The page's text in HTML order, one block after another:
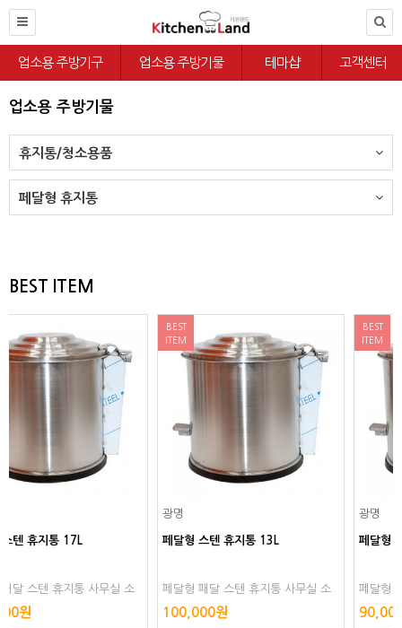
업소용 주방기구 업소용 주방기물 테마샵 고객센터
업소용 주방기물
휴지통/청소용품
페달형 휴지통
BEST ITEM
무실 소
리스
레스 인
ITEM
페달형 스텐 휴지통 13L
페달형 패달 스텐 휴지통 사무실 소
형 실내 쓰레기통 화장실 스텐리스
스텐레스 스테인리스 스테인레스 인
ITEM
페달형 스텐 휴지통9L
페달형 패달 스텐 휴지통 사
형 실내 쓰레기통 화장실 스
스텐레스 스테인리스 스테